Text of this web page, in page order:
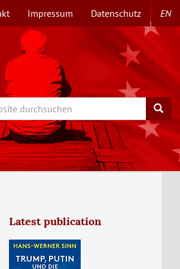
Impressum Datenschutz EN
Search
Latest publication